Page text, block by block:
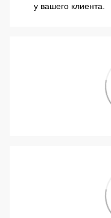
у вашего клиента.